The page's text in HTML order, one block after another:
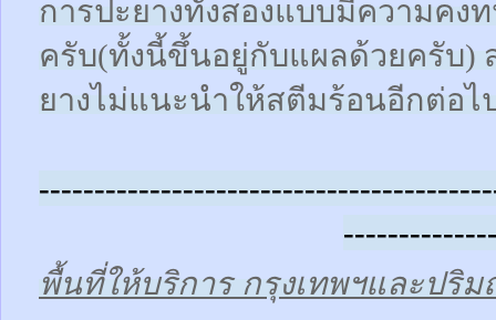
การปะยางทั้งสองแบบมีความคง
ครับ(ทั้งนี้ขึ้นอยู่กับแผลด้วยครับ)
ยางไม่แนะนำให้สตีมร้อนอีกต่อไ
พื้นที่ให้บริการ กรุงเทพฯและปริ